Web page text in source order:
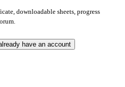
downloadable sheets, progress
already have an account